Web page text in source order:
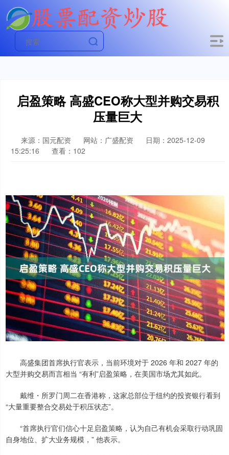
启盈策略 高盛CEO称大型并购交易积
压量巨大
来源：国元配资 网站：广盛配资
日期：2025-12-09
15:25:16
查看：102
高盛集团首席执行官表示，当前环境对于 2026 年和 2027 年的
大型并购交易而言相当 “有利”启盈策略，在美国市场尤其如此。
戴维・所罗门周二在香港称，这家总部位于纽约的投资银行看到
“大量重要整合交易处于积压状态”。
“首席执行官们信心十足启盈策略，认为自己有机会采取行动巩固
自身地位、扩大业务规模，” 他表示。